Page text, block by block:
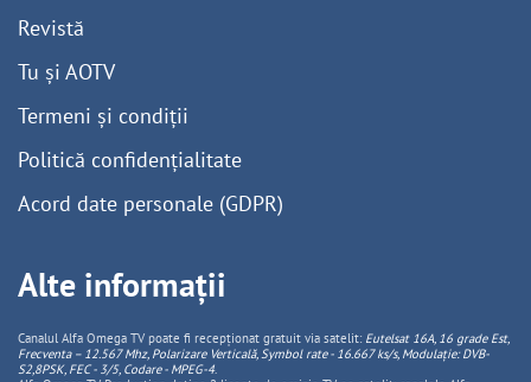
Revistă
Tu și AOTV
Termeni și condiții
Politică confidențialitate
Acord date personale (GDPR)
Alte informații
Canalul Alfa Omega TV poate fi recepționat gratuit via satelit: Eutelsat 16A, 16 grade Est,
Frecventa – 12.567 Mhz, PolarizareVerticală, Symbol rate - 16.667 ks/s, Modulație: DVB-
S2,8PSK, FEC - 3/5, Codare - MPEG-4.